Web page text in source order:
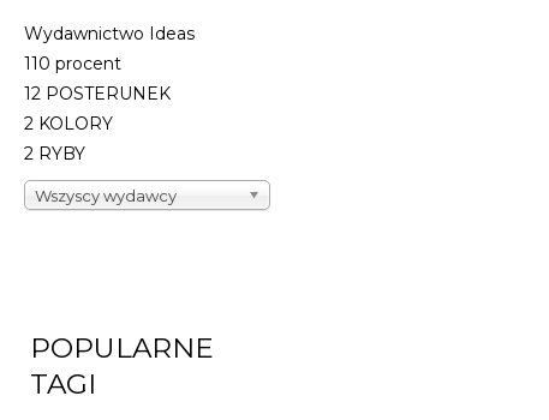
Wydawnictwo Ideas
110 procent
12 POSTERUNEK
2 KOLORY
2 RYBY
Wszyscy wydawcy
POPULARNE
TAGI